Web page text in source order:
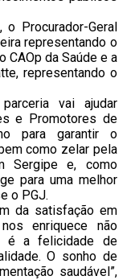
o Procurador-Geral
representando o
CAOp da Saúde e a
representando o
vai ajudar
e Promotores de
para garantir o
como zelar pela
Sergipe e, como
para uma melhor
o PGJ.
da satisfação em
enriquece não
é a felicidade de
O sonho de
saudável”,